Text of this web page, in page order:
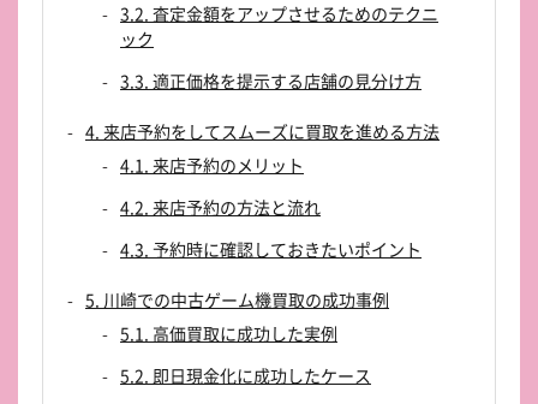
3.2. 査定金額をアップさせるためのテクニ
ック
3.3. 適正価格を提示する店舗の見分け方
4. 来店予約をしてスムーズに買取を進める方法
4.1. 来店予約のメリット
4.2. 来店予約の方法と流れ
4.3. 予約時に確認しておきたいポイント
5. 川崎での中古ゲーム機買取の成功事例
5.1. 高価買取に成功した実例
5.2. 即日現金化に成功したケース